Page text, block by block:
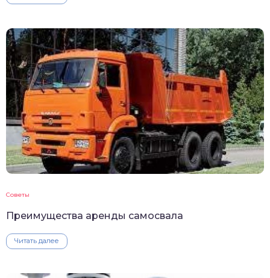
Советы
Преимущества аренды самосвала
Читать далее